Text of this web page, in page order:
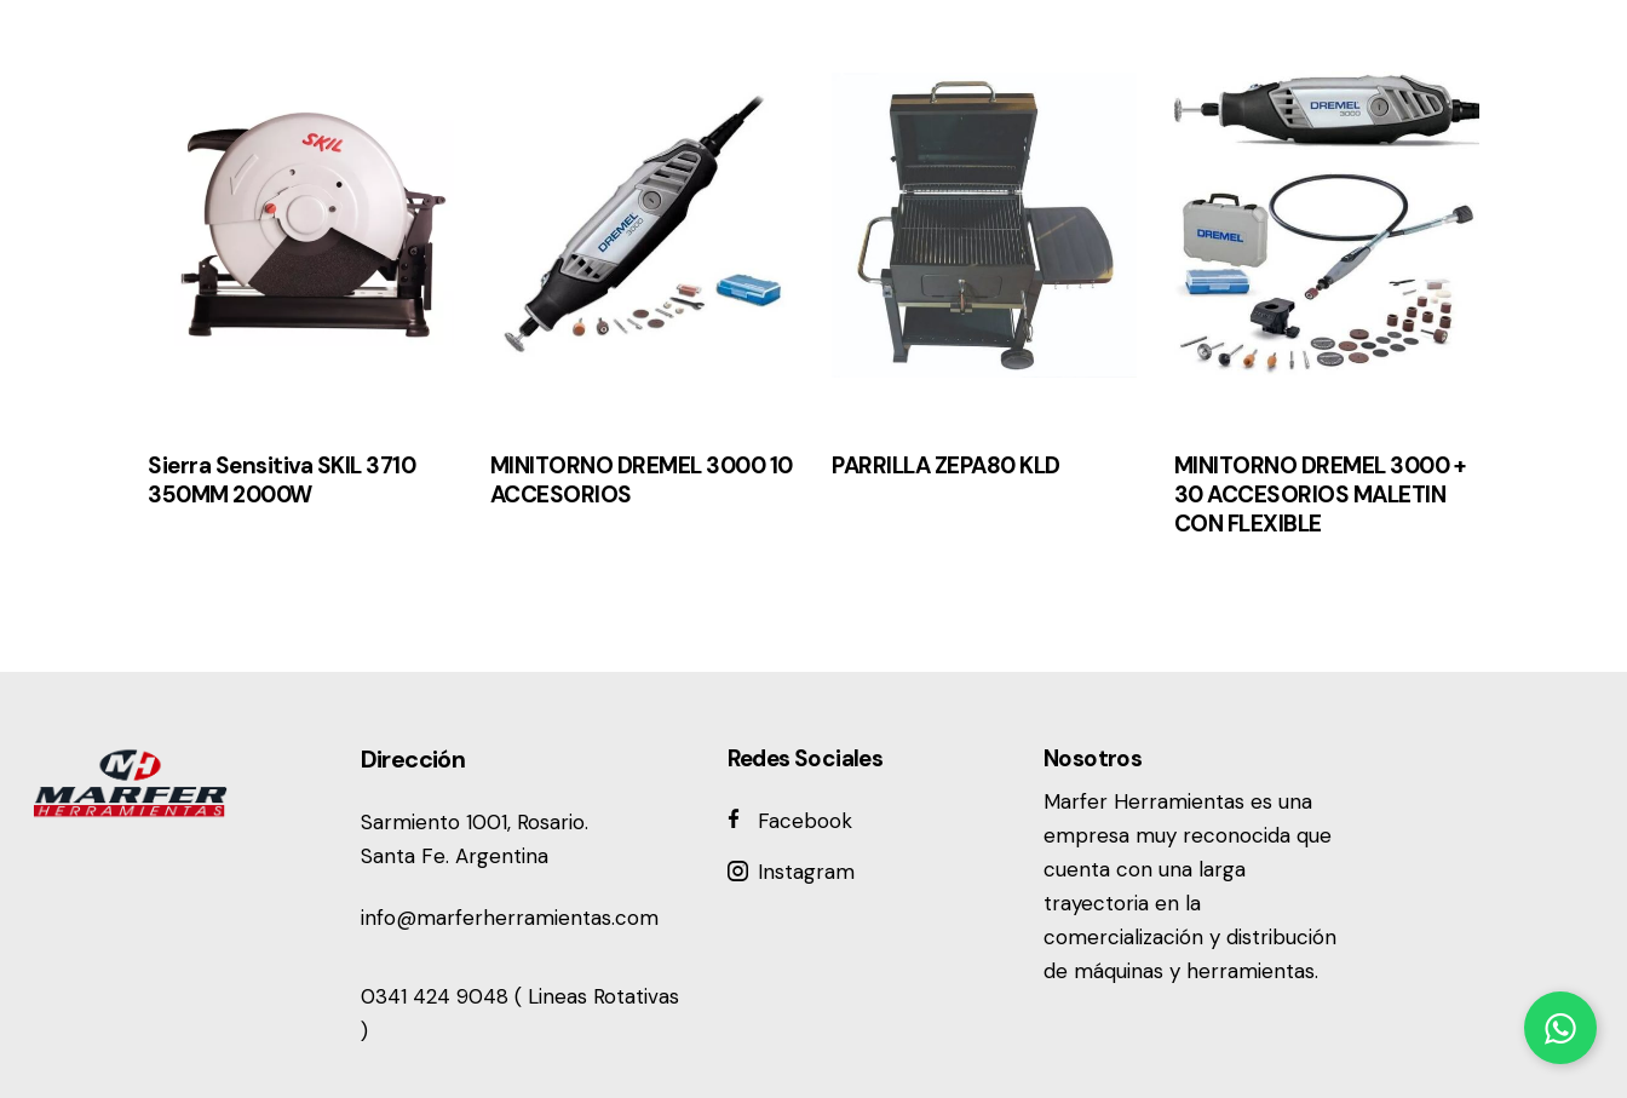
Sierra Sensitiva SKIL 3710
350MM 2000W
MINITORNO DREMEL 3000 10
ACCESORIOS
PARRILLA ZEPA80 KLD
MINITORNO DREMEL 3000 +
30 ACCESORIOS MALETIN
CON FLEXIBLE
Dirección
Sarmiento 1001, Rosario.
Santa Fe. Argentina
info@marferherramientas.com
0341 424 9048 ( Lineas Rotativas
)
Redes Sociales
Facebook
Instagram
Nosotros
Marfer Herramientas es una
empresa muy reconocida que
cuenta con una larga
trayectoria en la
comercialización y distribución
de máquinas y herramientas.